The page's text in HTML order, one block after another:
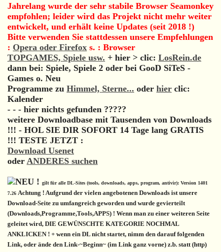
Jahrelang wurde der sehr stabile Browser Seamonkey
empfohlen; leider wird das Projekt nicht mehr weiter
entwickelt, und erhält keine Updates (seit 2018 !)
Bitte verwenden Sie stattdessen unsere Empfehlungen
: Opera oder Firefox s. : Browser
TOPGAMES, Spiele usw. + hier > clic: LosRein.de
dann bei: Spiele, Spiele 2 oder bei GooD SiTeS -
Games o. Neu
Programme zu Himmel, Sterne... oder hier clic:
Kalender
- - - hier nichts gefunden ?????
weitere Downloadbase mit Tausenden von Downloads
!!! - HOL SIE DIR SOFORT 14 Tage lang GRATIS
!!! TESTE JETZT :
Download Usenet
oder ANDERES suchen
gilt für alle DL-Sites (tools, downloads, apps, program, antivir): Version 1401
7.26 Achtung ! Aufgrund der vielen angebotenen Downloads ist unsere
Download-Seite zu umfangreich geworden und wurde gevierteilt
(Downloads,Programme,Tools,APPS) ! Wenn man zu einer weiteren Seite
geleitet wird, DIE GEWÜNSCHTE KATEGORIE NOCHMAL
ANKLICKEN ! + wenn ein DL nicht startet, nimm den darauf folgenden
Link, oder ände den Link-~Beginn~ (im Link ganz vorne) z.b. statt (http)